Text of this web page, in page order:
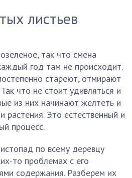
листьев
так что смена
год там не происходит.
стареют, отмирают
что не стоит удивляться и
из них начинают желтеть и
растения. Это естественный и
процесс.
по всему деревцу
то проблемах с его
содержания. Разберем их